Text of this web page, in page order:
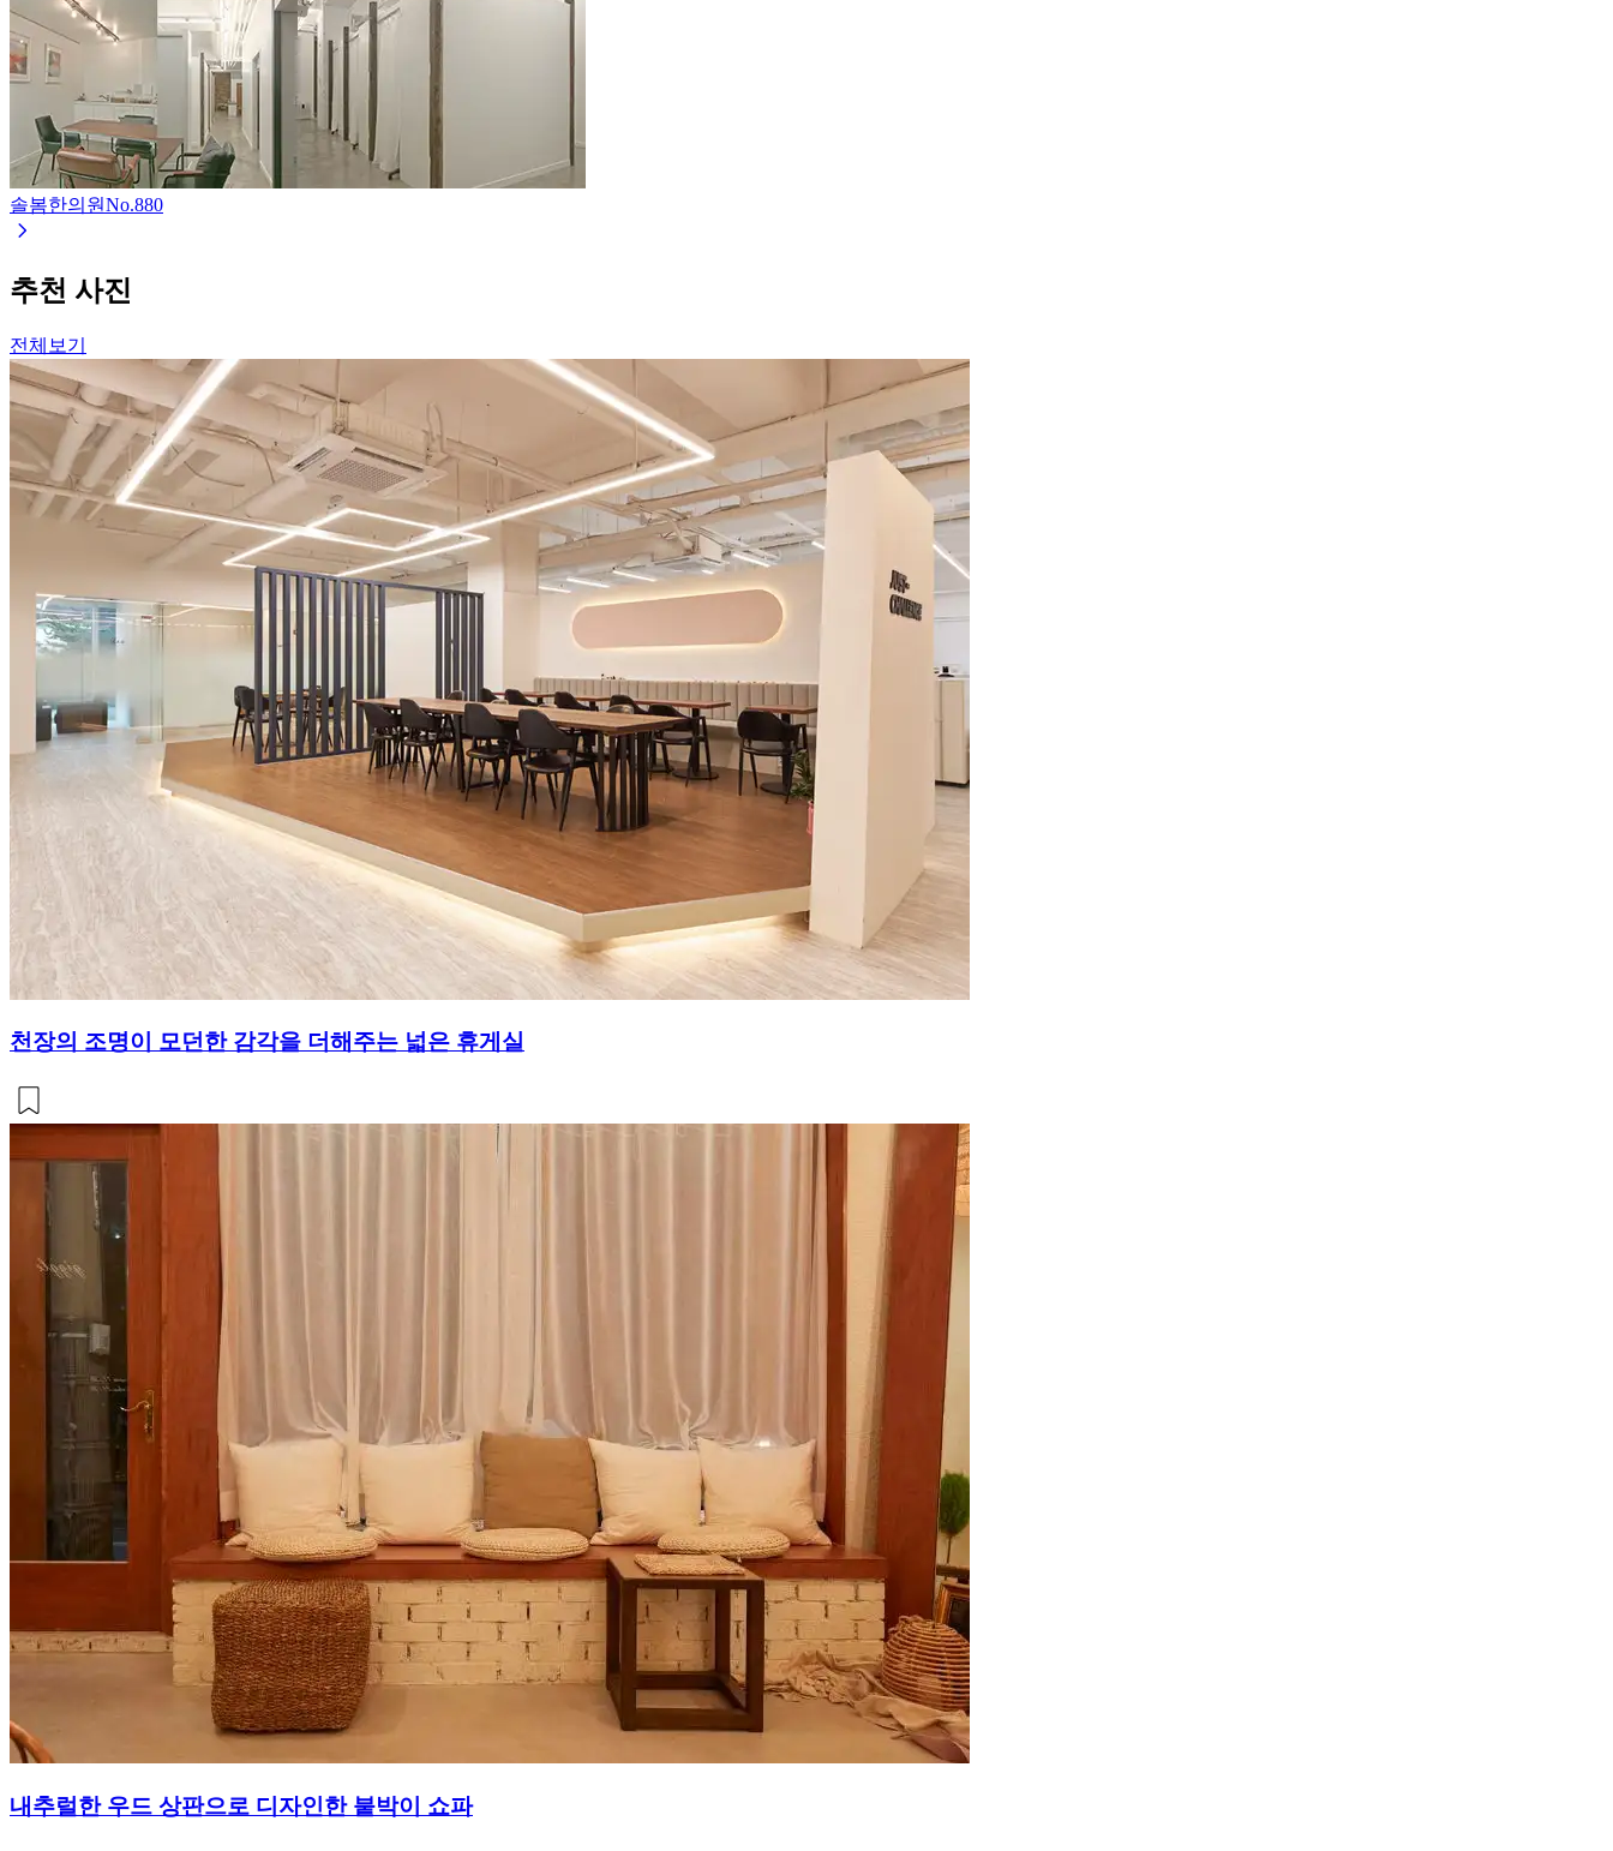
솔봄한의원No.880
추천 사진
전체보기
천장의 조명이 모던한 감각을 더해주는 넓은 휴게실
내추럴한 우드 상판으로 디자인한 붙박이 쇼파